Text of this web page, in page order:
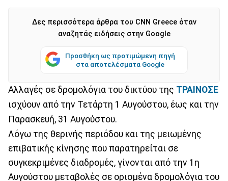
Δες περισσότερα άρθρα του CNN Greece όταν
αναζητάς ειδήσεις στην Google
Προσθήκη ως προτιμώμενη πηγή
στα αποτελέσματα Google
Αλλαγές σε δρομολόγια του δικτύου της ΤΡΑΙΝΟΣΕ
ισχύουν από την Τετάρτη 1 Αυγούστου, έως και την
Παρασκευή, 31 Αυγούστου.
Λόγω της θερινής περιόδου και της μειωμένης
επιβατικής κίνησης που παρατηρείται σε
συγκεκριμένες διαδρομές, γίνονται από την 1η
Αυγούστου μεταβολές σε ορισμένα δρομολόγια του